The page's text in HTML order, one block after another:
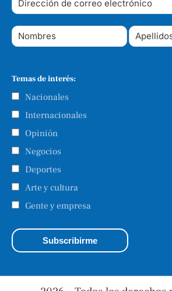
Temas de interés:
Nacionales
Internacionales
Opinión
Negocios
Deportes
Arte y cultura
Gente y empresa